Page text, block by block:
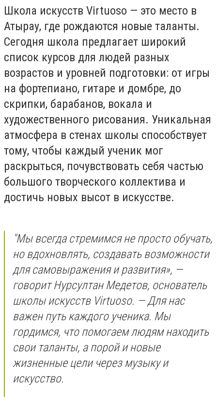
Школа искусств Virtuoso — это место в
Атырау, где рождаются новые таланты.
Сегодня школа предлагает широкий
список курсов для людей разных
возрастов и уровней подготовки: от игры
на фортепиано, гитаре и домбре, до
скрипки, барабанов, вокала и
художественного рисования. Уникальная
атмосфера в стенах школы способствует
тому, чтобы каждый ученик мог
раскрыться, почувствовать себя частью
большого творческого коллектива и
достичь новых высот в искусстве.
"Мы всегда стремимся не просто обучать,
но вдохновлять, создавать возможности
для самовыражения и развития», —
говорит Нурсултан Медетов, основатель
школы искусств Virtuoso. — Для нас
важен путь каждого ученика. Мы
гордимся, что помогаем людям находить
свои таланты, а порой и новые
жизненные цели через музыку и
искусство.